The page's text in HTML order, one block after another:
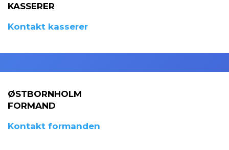
KASSERER
Kontakt kasserer
ØSTBORNHOLM
FORMAND
Kontakt formanden